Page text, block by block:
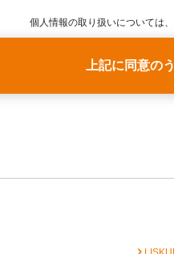
個人情報の取り扱いについては、
上記に同意の